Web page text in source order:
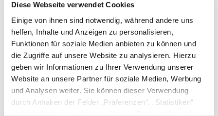
Diese Webseite verwendet Cookies
Einige von ihnen sind notwendig, während andere uns
helfen, Inhalte und Anzeigen zu personalisieren,
Funktionen für soziale Medien anbieten zu können und
die Zugriffe auf unsere Website zu analysieren. Hierzu
geben wir Informationen zu Ihrer Verwendung unserer
Website an unsere Partner für soziale Medien, Werbung
und Analysen weiter. Sie können dieser Verwendung
durch Anhaken der Felder „Präferenzen“, „Statistiken“
Zu unserem 20-jährigen Geburtstag haben wir
etwas Besonderes entwickelt: Eine exklusive
Jubiläumsedition, die unsere Bio-Philosophie auf
einzigartige Weise widerspiegelt. Im Mittelpunkt
steht Bio-Yak – eine außergewöhnliche,
ursprüngliche Fleischquelle, die für Ruhe, Kraft
und Natürlichkeit steht. Die Yaks leben 365 Tage
im Jahr auf der Weide, im natürlichen
Herdenverband, und dürfen mindestens drei Jahre